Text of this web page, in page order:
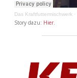
Das Kraftfuttermischwerk ·
Story dazu: Hier.